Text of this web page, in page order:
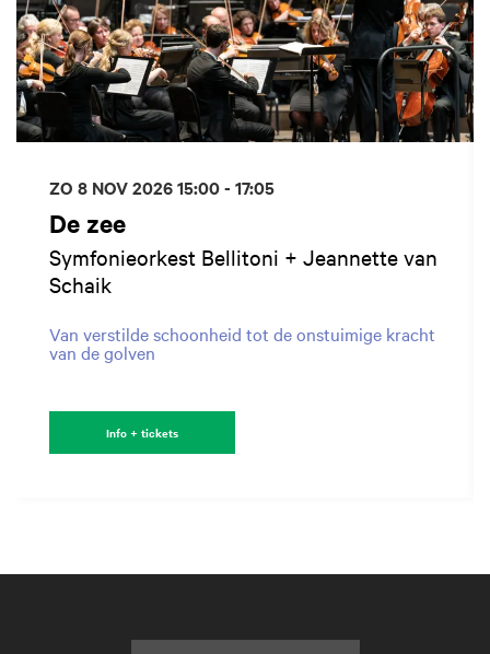
De zee
Symfonieorkest Bellitoni + Jeannette van
Schaik
Van verstilde schoonheid tot de onstuimige kracht
van de golven
ZO 8 NOV 202615:00 - 17:05
Info + tickets